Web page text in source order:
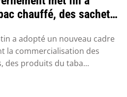
chauffé, des sachets
a adopté un nouveau cadre
la commercialisation des
des produits du taba...